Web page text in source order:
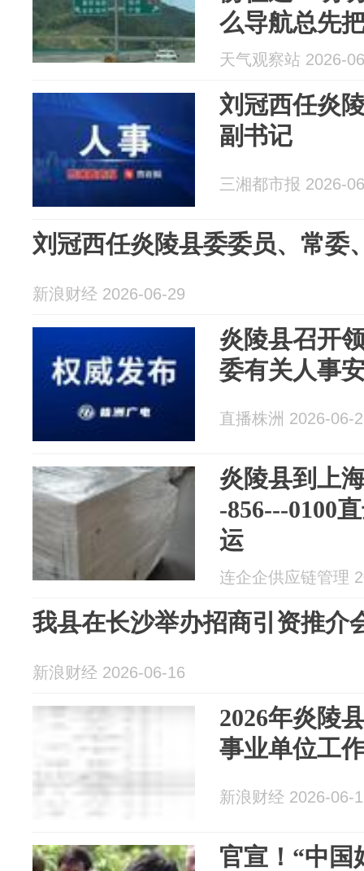
么导航总先
天气观察站 2026-
刘冠西任炎
副书记
三湘都市报 2026-
刘冠西任炎陵县委委员、常委
新浪财经 2026-06-29
炎陵县召开
委有关人事
直播株洲 2026-06-
炎陵县到上
-856---0100
运
连企企供应链管理
我县在长沙举办招商引资推介
新浪财经 2026-06-16
2026年炎陵
事业单位工
新浪财经 2026-06-
官宣！“中国